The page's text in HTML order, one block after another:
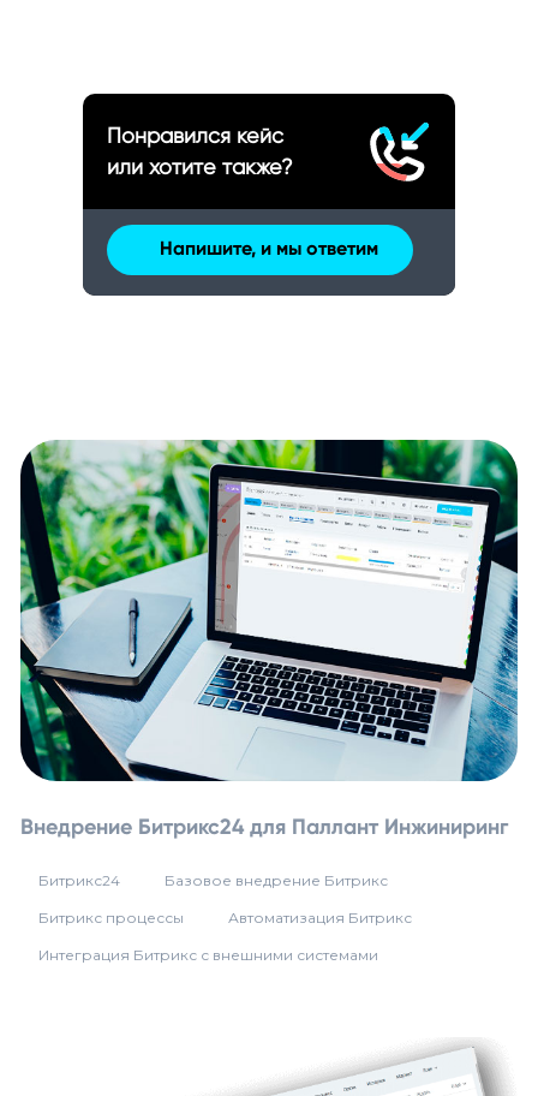
Понравился кейс
или хотите также?
Напишите, и мы ответим
Внедрение Битрикс24 для Паллант Инжиниринг
Битрикс24 Базовое внедрение Битрикс
Битрикс процессы Автоматизация Битрикс
Интеграция Битрикс с внешними системами